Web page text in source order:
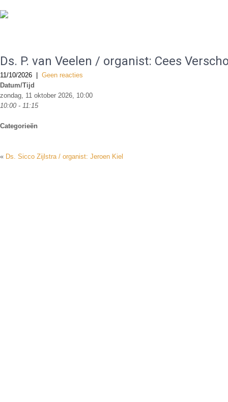
Ds. P. van Veelen / organist: Cees
11/10/2026
Geen reacties
Datum/Tijd
zondag, 11 oktober 2026, 10:00
10:00 - 11:15
Categorieën
« Ds. Sicco Zijlstra / organist: Jeroen Kiel